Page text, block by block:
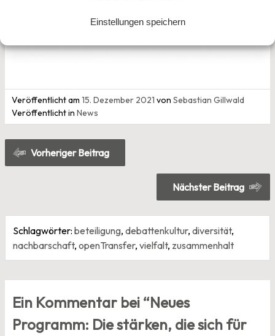
Einstellungen speichern
Veröffentlicht am 15. Dezember 2021 von Sebastian Gillwald
Veröffentlicht in News
Beitragsnavigation
Vorheriger Beitrag
Nächster Beitrag
Schlagwörter: beteiligung, debattenkultur, diversität,
nachbarschaft, openTransfer, vielfalt, zusammenhalt
Ein Kommentar bei “Neues
Programm: Die stärken, die sich für